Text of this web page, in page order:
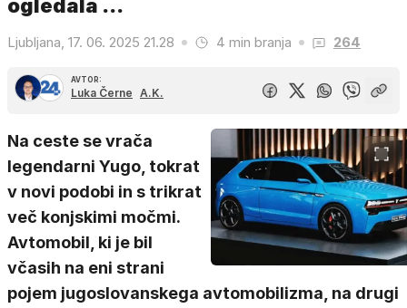
ogledala ...
Ljubljana, 17. 06. 2025 21.28 4 min branja 264
AVTOR:
Luka Černe A.K.
Na ceste se vrača
legendarni Yugo, tokrat
v novi podobi in s trikrat
več konjskimi močmi.
Avtomobil, ki je bil
včasih na eni strani
pojem jugoslovanskega avtomobilizma, na drugi